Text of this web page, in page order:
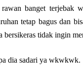
banget terjebak
tetap bagus dan
bersikeras tidak ingin
dia sadari ya wkwkwk.